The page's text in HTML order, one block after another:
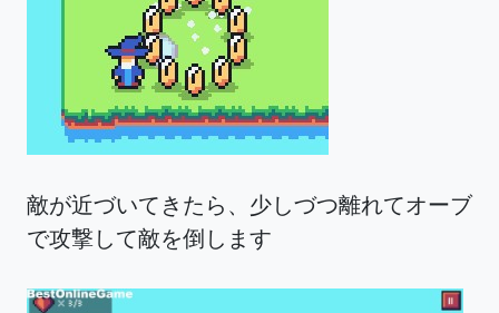
敵が近づいてきたら、少しづつ離れてオーブ
で攻撃して敵を倒します